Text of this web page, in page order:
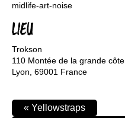
midlife-art-noise
LIEU
Trokson
110 Montée de la grande côte
Lyon, 69001 France
« Yellowstraps